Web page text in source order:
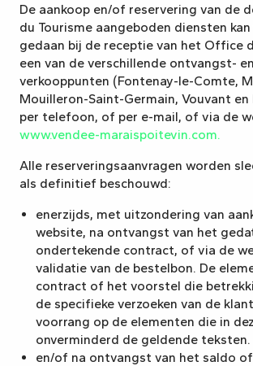
De aankoop en/of reservering van de
du Tourisme aangeboden diensten
gedaan bij de receptie van het Office
een van de verschillende ontvangst- en
verkooppunten (Fontenay-le-Comte,
Mouilleron-Saint-Germain, Vouvant
per telefoon, of per e-mail, of via de
www.vendee-maraispoitevin.com.
Alle reserveringsaanvragen worden
als definitief beschouwd:
enerzijds, met uitzondering van
website, na ontvangst van het
ondertekende contract, of via de
validatie van de bestelbon. De
contract of het voorstel die
de specifieke verzoeken van de
voorrang op de elementen die in
onverminderd de geldende teksten.
en/of na ontvangst van het saldo